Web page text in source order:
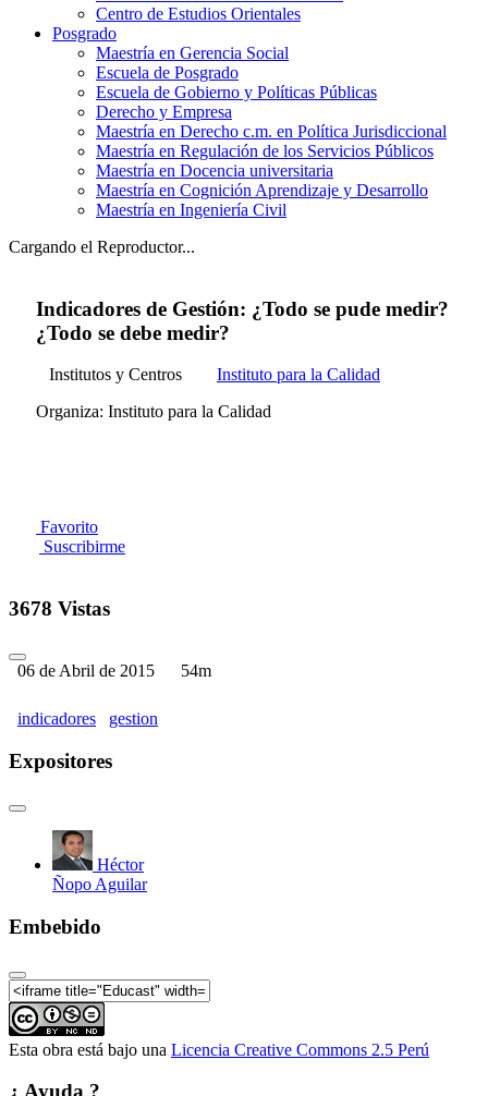
Centro de Estudios Orientales
Posgrado
Maestría en Gerencia Social
Escuela de Posgrado
Escuela de Gobierno y Políticas Públicas
Derecho y Empresa
Maestría en Derecho c.m. en Política Jurisdiccional
Maestría en Regulación de los Servicios Públicos
Maestría en Docencia universitaria
Maestría en Cognición Aprendizaje y Desarrollo
Maestría en Ingeniería Civil
Cargando el Reproductor...
Indicadores de Gestión: ¿Todo se pude medir?
¿Todo se debe medir?
Institutos y Centros
Instituto para la Calidad
Organiza: Instituto para la Calidad
Favorito
Suscribirme
3678 Vistas
06 de Abril de 2015 54m
indicadores gestion
Expositores
Héctor
Ñopo Aguilar
Embebido
Esta obra está bajo una Licencia Creative Commons 2.5 Perú